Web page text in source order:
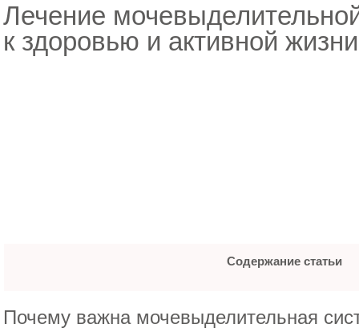
Лечение
к здоровью и активной жизни
Содержание статьи
Почему важна мочевыделительная